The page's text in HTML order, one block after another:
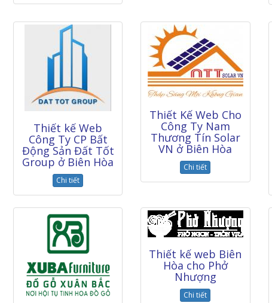
Thiết kế Web
Công Ty CP Bất
Động Sản Đất Tốt
Group ở Biên Hòa
Chi tiết
Thiết Kế Web Cho
Công Ty Nam
Thương Tín Solar
VN ở Biên Hòa
Chi tiết
Thiết kế web Biên
Hòa cho Phở
Nhượng
Chi tiết